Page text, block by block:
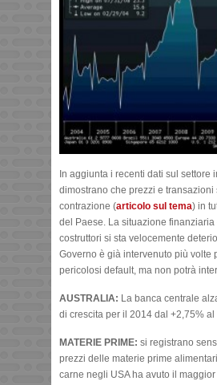
In aggiunta i recenti dati sul settore
dimostrano che prezzi e transazioni
contrazione (articolo sul tema) in
del Paese. La situazione
costruttori si sta velocemente
Governo è già intervenuto più volte
pericolosi default, ma non potrà
AUSTRALIA: La banca centrale
di crescita per il 2014 dal +2,75% al
MATERIE PRIME: si registrano
prezzi delle materie prime
carne negli USA ha avuto il